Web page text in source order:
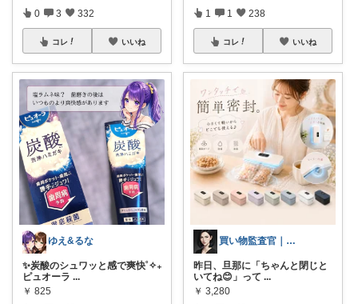
0 3 332
コレ いいね
ゆえ&るな
✨炭酸のシュワッと感で爽快˚✧₊
ピュオーラ ...
￥ 825
1 1 238
コレ いいね
買い物監査官｜損する商品、排除します
昨日、旦那に「ちゃんと閉じと
いてね😊」って ...
￥ 3,280